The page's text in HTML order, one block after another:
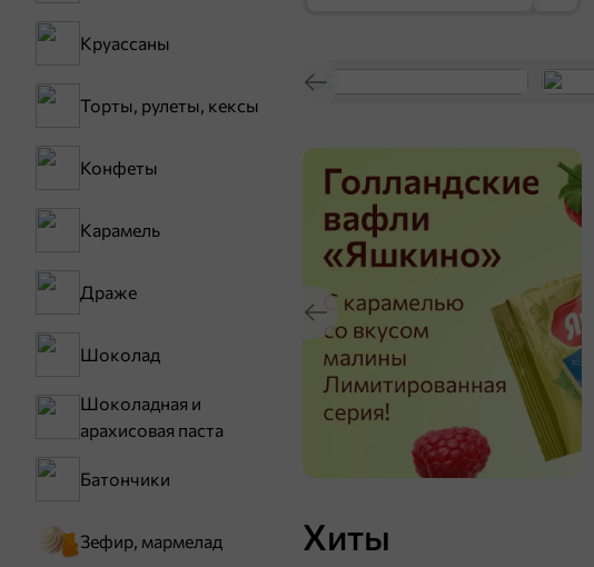
Круассаны
Торты, рулеты, кексы
Конфеты
Карамель
Драже
Шоколад
Шоколадная и
арахисовая паста
Батончики
Зефир, мармелад Хиты